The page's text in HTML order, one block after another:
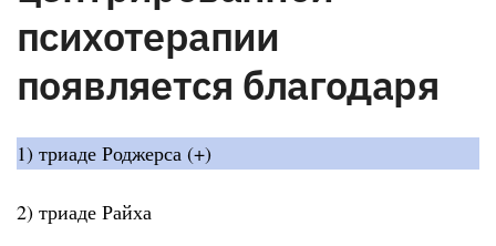
психотерапии
появляется благодаря
1) триаде Роджерса (+)
2) триаде Райха